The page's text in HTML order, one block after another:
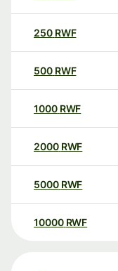
250 RWF
500 RWF
1000 RWF
2000 RWF
5000 RWF
10000 RWF